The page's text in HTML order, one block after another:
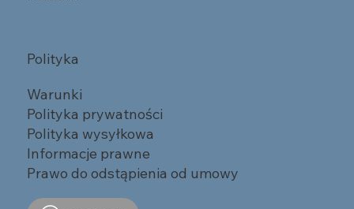
Polityka
Warunki
Polityka prywatności
Polityka wysyłkowa
Informacje prawne
Prawo do odstąpienia od umowy